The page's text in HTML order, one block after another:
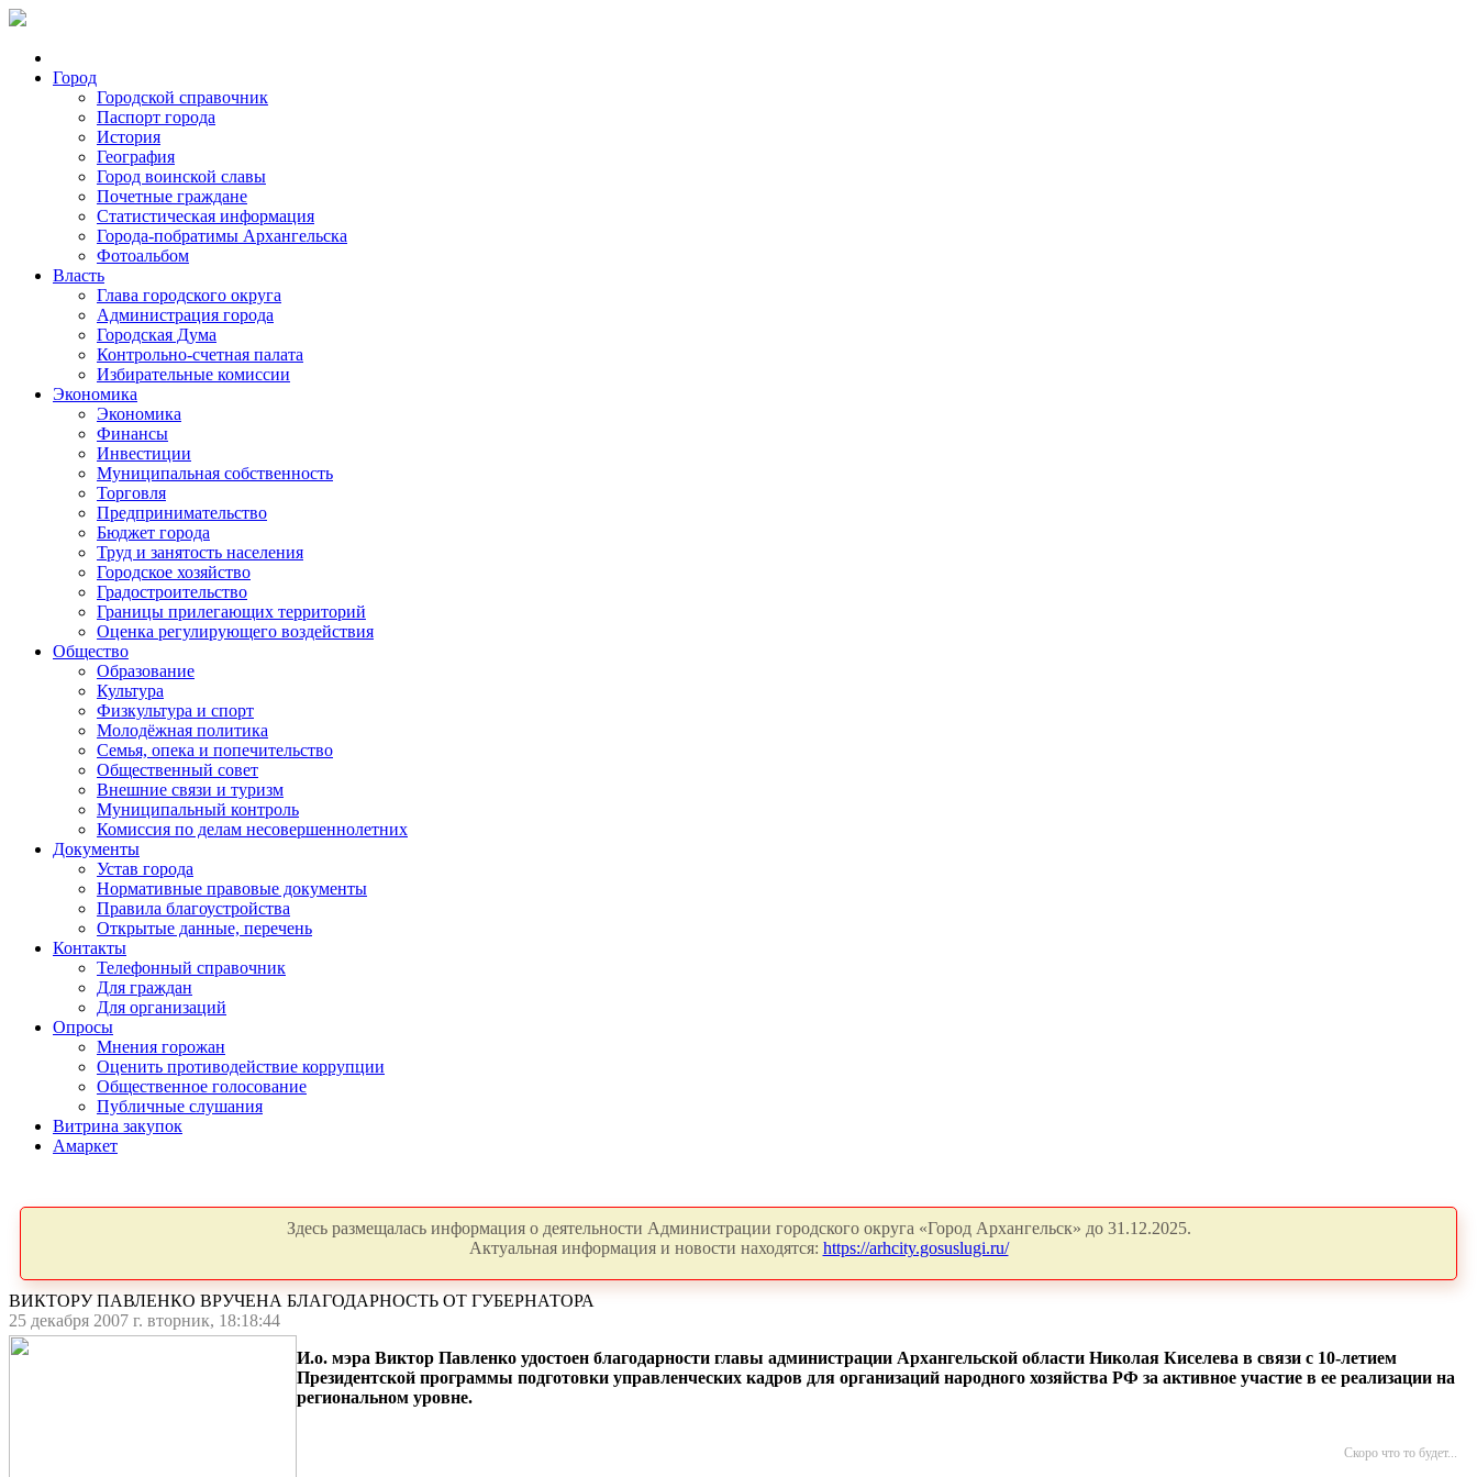
Город
Городской справочник
Паспорт города
История
География
Город воинской славы
Почетные граждане
Статистическая информация
Города-побратимы Архангельска
Фотоальбом
Власть
Глава городского округа
Администрация города
Городская Дума
Контрольно-счетная палата
Избирательные комиссии
Экономика
Экономика
Финансы
Инвестиции
Муниципальная собственность
Торговля
Предпринимательство
Бюджет города
Труд и занятость населения
Городское хозяйство
Градостроительство
Границы прилегающих территорий
Оценка регулирующего воздействия
Общество
Образование
Культура
Физкультура и спорт
Молодёжная политика
Семья, опека и попечительство
Общественный совет
Внешние связи и туризм
Муниципальный контроль
Комиссия по делам несовершеннолетних
Документы
Устав города
Нормативные правовые документы
Правила благоустройства
Открытые данные, перечень
Контакты
Телефонный справочник
Для граждан
Для организаций
Опросы
Мнения горожан
Оценить противодействие коррупции
Общественное голосование
Публичные слушания
Витрина закупок
Амаркет
Здесь размещалась информация о деятельности Администрации городского округа «Город Архангельск» до 31.12.2025.
Актуальная информация и новости находятся: https://arhcity.gosuslugi.ru/
ВИКТОРУ ПАВЛЕНКО ВРУЧЕНА БЛАГОДАРНОСТЬ ОТ ГУБЕРНАТОРА
25 декабря 2007 г. вторник, 18:18:44
И.о. мэра Виктор Павленко удостоен благодарности главы администрации Архангельской области Николая Киселева в связи с 10-летием
Президентской программы подготовки управленческих кадров для организаций народного хозяйства РФ за активное участие в ее реализации на
региональном уровне.
Скоро что то будет...